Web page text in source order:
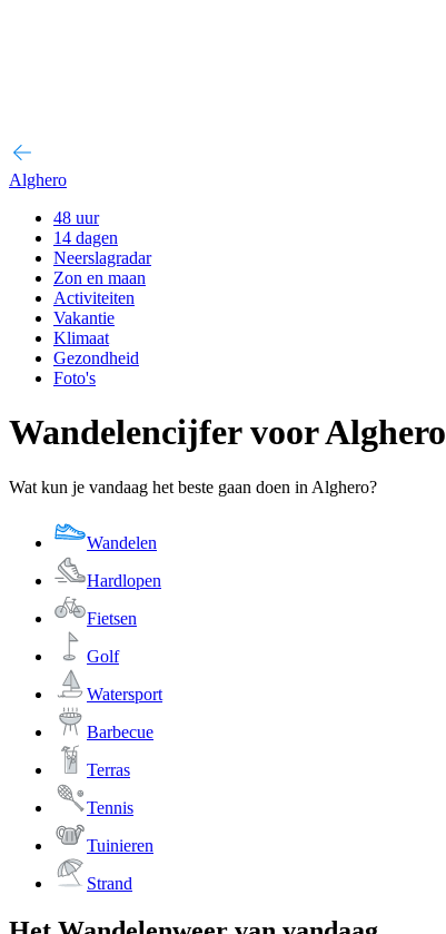
Alghero
48 uur
14 dagen
Neerslagradar
Zon en maan
Activiteiten
Vakantie
Klimaat
Gezondheid
Foto's
Wandelencijfer voor Alghero
Wat kun je vandaag het beste gaan doen in Alghero?
Wandelen
Hardlopen
Fietsen
Golf
Watersport
Barbecue
Terras
Tennis
Tuinieren
Strand